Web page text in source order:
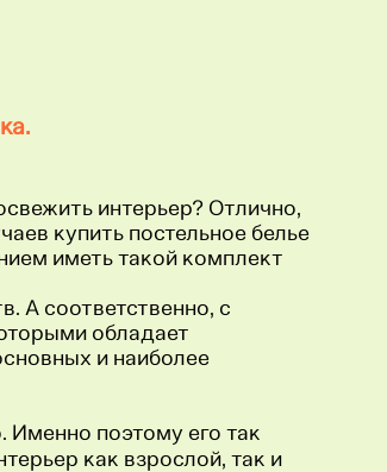
интерьер? Отлично,
купить постельное белье
иметь такой комплект
А соответственно, с
обладает
и наиболее
Именно поэтому его так
как взрослой, так и